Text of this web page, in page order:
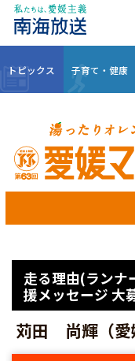
トピックス 子育て・健康
走る理由(ランナ
援メッセージ 大
苅田 尚輝（愛